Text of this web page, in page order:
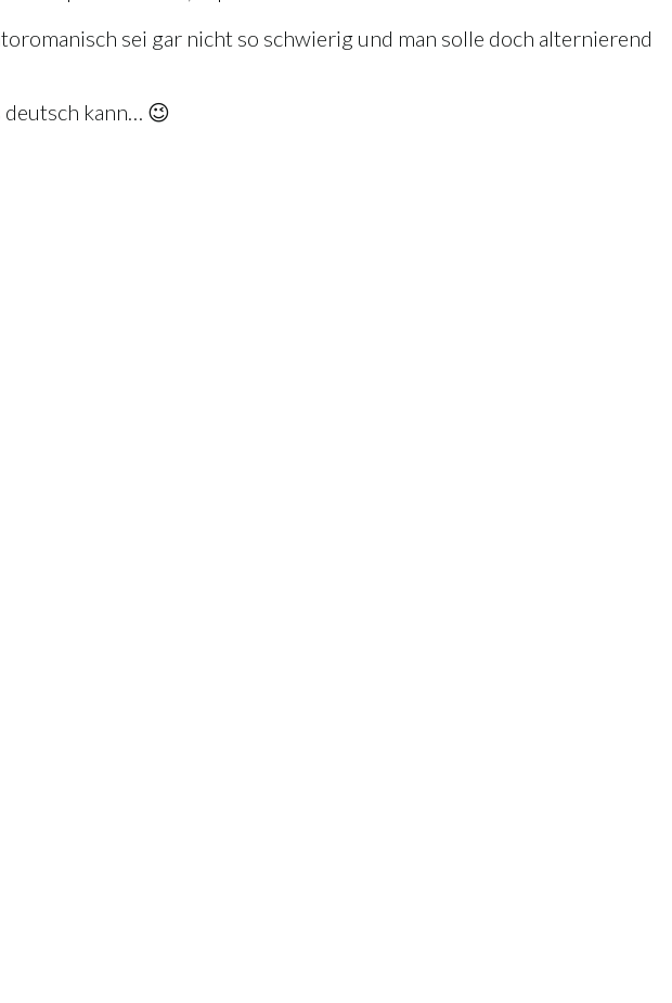
sei gar nicht so schwierig und man solle doch alternierend
deutsch kann… 😉